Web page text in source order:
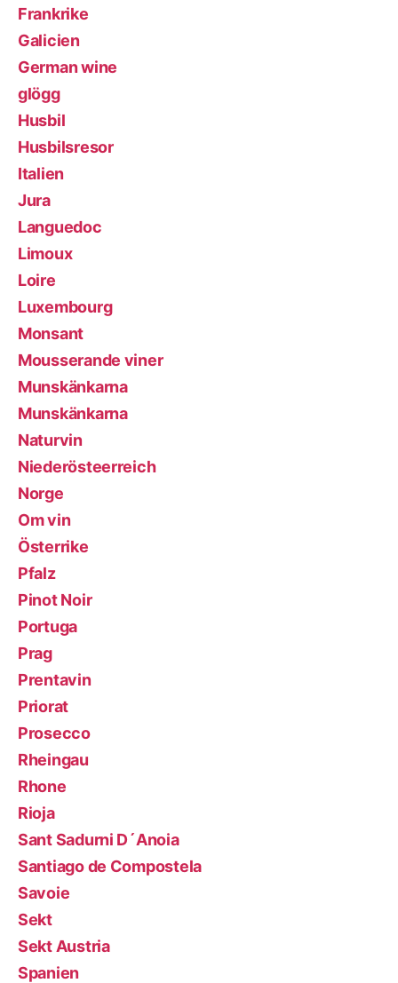
Frankrike
Galicien
German wine
glögg
Husbil
Husbilsresor
Italien
Jura
Languedoc
Limoux
Loire
Luxembourg
Monsant
Mousserande viner
Munskänkarna
Munskänkarna
Naturvin
Niederösteerreich
Norge
Om vin
Österrike
Pfalz
Pinot Noir
Portuga
Prag
Prentavin
Priorat
Prosecco
Rheingau
Rhone
Rioja
Sant Sadurni D´Anoia
Santiago de Compostela
Savoie
Sekt
Sekt Austria
Spanien